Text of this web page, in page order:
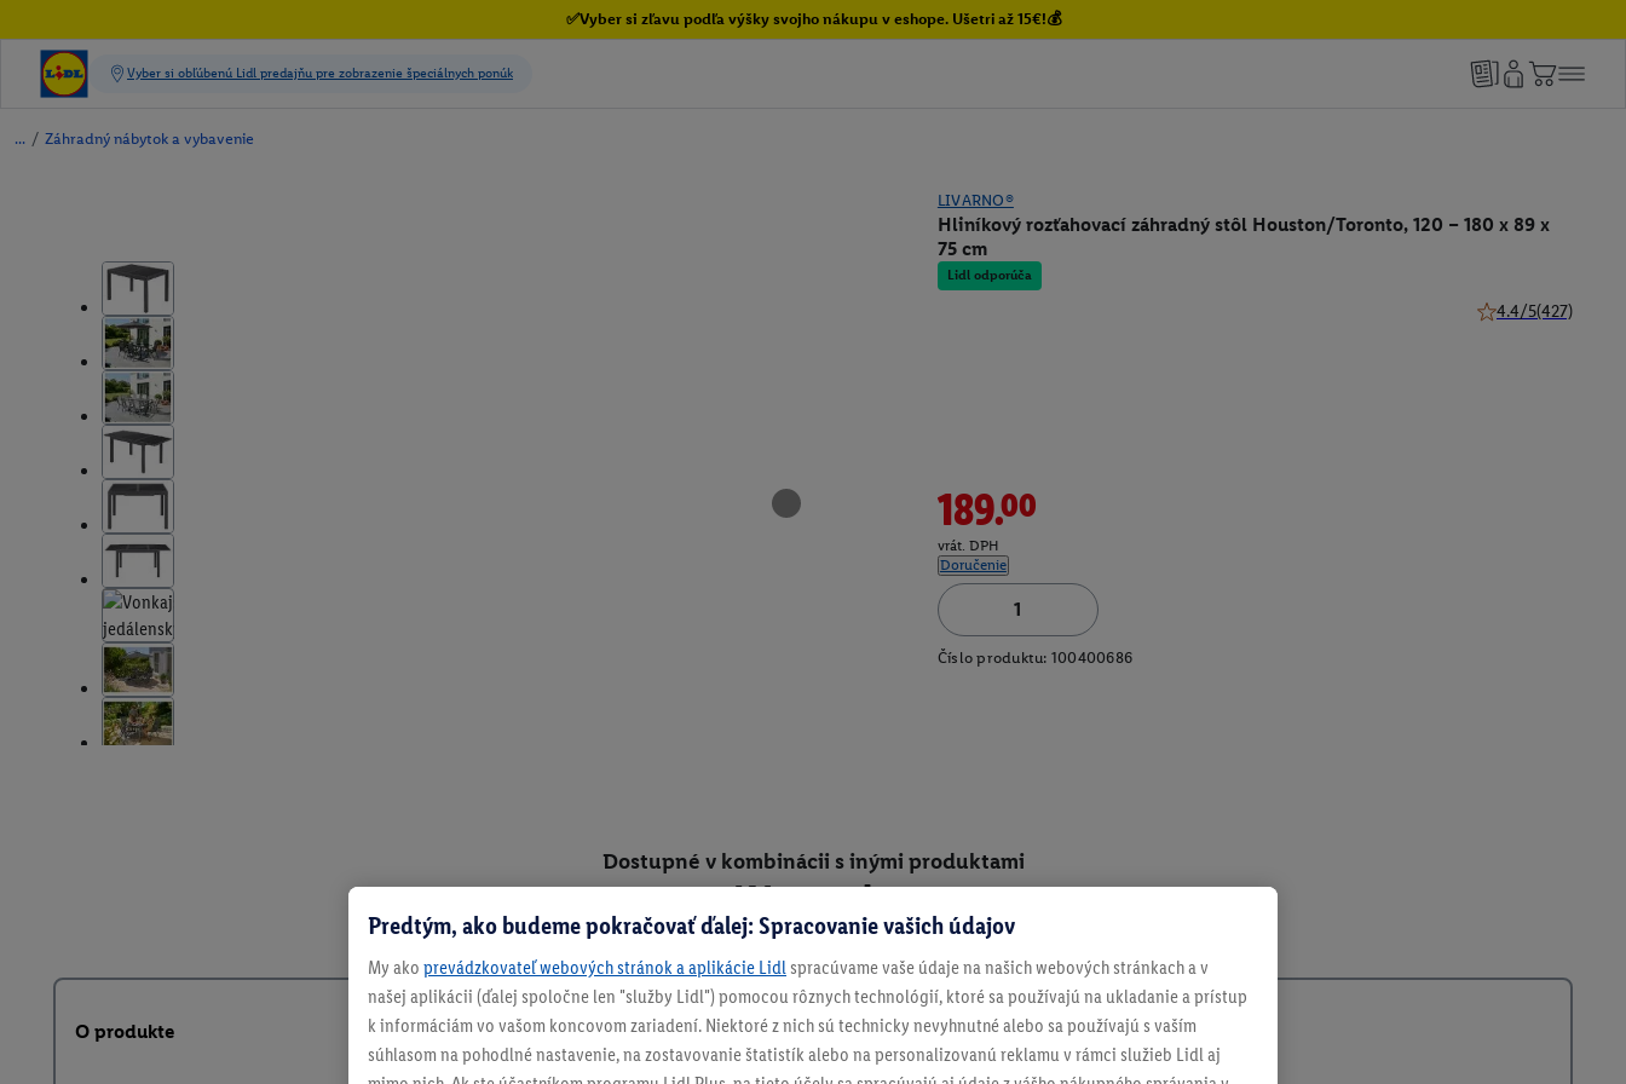
✅Vyber si zľavu podľa výšky svojho nákupu v eshope. Ušetri až 15€!💰
/ Záhradný nábytok a vybavenie
LIVARNO®
Hliníkový rozťahovací záhradný stôl Houston/Toronto, 120 – 180 x 89 x
75 cm
Lidl odporúča
4.4/5(427)
189.00
vrát. DPH
Doručenie
Číslo produktu: 100400686
Dostupné v kombinácii s inými produktami
Kúp spolu
O produkte
Predtým, ako budeme pokračovať ďalej: Spracovanie vašich údajov
My ako prevádzkovateľ webových stránok a aplikácie Lidl spracúvame vaše údaje na našich webových stránkach a v
našej aplikácii (ďalej spoločne len "služby Lidl") pomocou rôznych technológií, ktoré sa používajú na ukladanie a prístup
k informáciám vo vašom koncovom zariadení. Niektoré z nich sú technicky nevyhnutné alebo sa používajú s vaším
súhlasom na pohodlné nastavenie, na zostavovanie štatistík alebo na personalizovanú reklamu v rámci služieb Lidl aj